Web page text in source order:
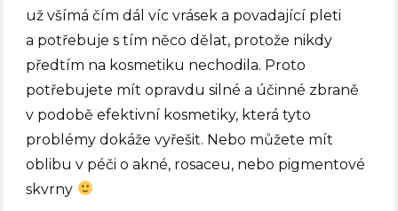
už všímá čím dál víc vrásek a povadající pleti
a potřebuje s tím něco dělat, protože nikdy
předtím na kosmetiku nechodila. Proto
potřebujete mít opravdu silné a účinné zbraně
v podobě efektivní kosmetiky, která tyto
problémy dokáže vyřešit. Nebo můžete mít
oblibu v péči o akné, rosaceu, nebo pigmentové
skvrny